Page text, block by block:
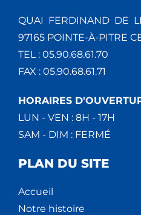
QUAI FERDINAND DE
97165 POINTE-À-PITRE
TEL : 05.90.68.61.70
FAX : 05.90.68.61.71
HORAIRES
LUN - VEN : 8H - 17H
SAM - DIM : FERMÉ
PLAN DU SITE
Accueil
Notre histoire